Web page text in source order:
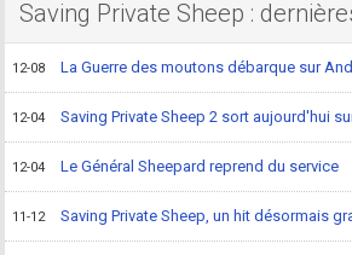
Saving Private Sheep :
12-08 La Guerre des moutons débarque sur
12-04 Saving Private Sheep 2 sort aujourd'hui
12-04 Le Général Sheepard reprend du service
11-12 Saving Private Sheep, un hit désormais